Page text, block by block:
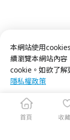
本網站使用
續瀏覽本網站內
cookie。如欲了解
隱私權政策
首頁 收